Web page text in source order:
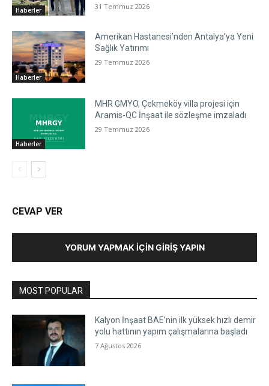
Haberler 31 Temmuz 2026
Haberler
Amerikan Hastanesi’nden Antalya’ya Yeni
Sağlık Yatırımı
29 Temmuz 2026
Haberler
MHR GMYO, Çekmeköy villa projesi için
Aramis-QC İnşaat ile sözleşme imzaladı
29 Temmuz 2026
CEVAP VER
YORUM YAPMAK İÇIN GIRIŞ YAPIN
MOST POPULAR
Kalyon İnşaat BAE’nin ilk yüksek hızlı demir
yolu hattının yapım çalışmalarına başladı
7 Ağustos 2026